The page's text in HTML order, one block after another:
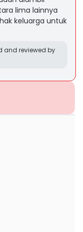
lima lainnya
keluarga untuk
and reviewed by